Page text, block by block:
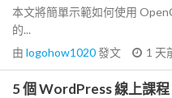
本文將簡單示範如何使用
的...
由 logohow1020發文 1 天
5 個 WordPress 線上課